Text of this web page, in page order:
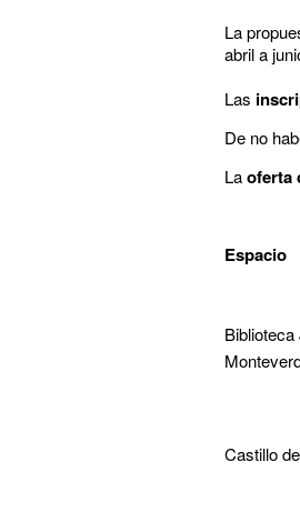
La
abril a
Las
De no
Laoferta
Espacio
Biblioteca
Castillo